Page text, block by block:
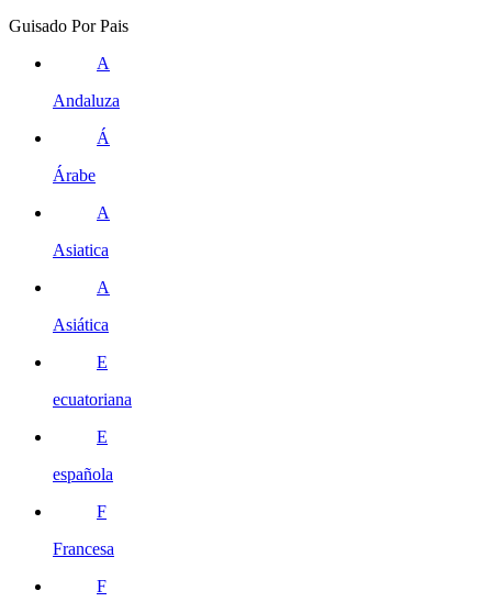
Guisado Por Pais
A
Andaluza
Á
Árabe
A
Asiatica
A
Asiática
E
ecuatoriana
E
española
F
Francesa
F